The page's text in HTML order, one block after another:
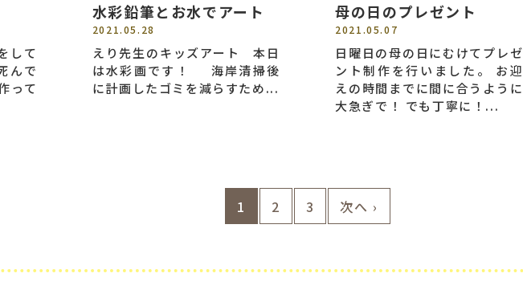
して
んで
って
水彩鉛筆とお水でアート
2021.05.28
えり先生のキッズアート 本日
は水彩画です！ 海岸清掃後
に計画したゴミを減らすため...
母の日のプレゼント
2021.05.07
日曜日の母の日にむけてプレゼ
ント制作を行いました。 お迎
えの時間までに間に合うように
大急ぎで！ でも丁寧に！...
1 2 3 次へ ›